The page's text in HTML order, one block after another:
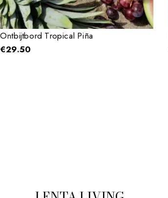
Ontbijtbord Tropical Piña
€29.50